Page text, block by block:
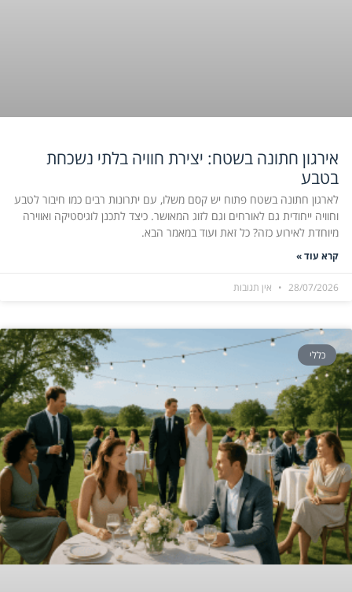
אירגון חתונה בשטח: יצירת חוויה בלתי נשכחת
בטבע
לארגון חתונה בשטח פתוח יש קסם משלו, עם יתרונות רבים כמו חיבור לטבע
וחוויה ייחודית גם לאורחים וגם לזוג המאושר. כיצד לתכנן לוגיסטיקה ואווירה
מיוחדת לאירוע כזה? כל זאת ועוד במאמר הבא.
קרא עוד »
28/07/2026 אין תגובות
כללי